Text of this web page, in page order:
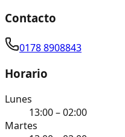
Contacto
0178 8908843
Horario
Lunes
13:00 – 02:00
Martes